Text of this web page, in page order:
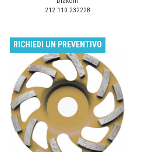
212.110.23222B
RICHIEDI UN PREVENTIVO